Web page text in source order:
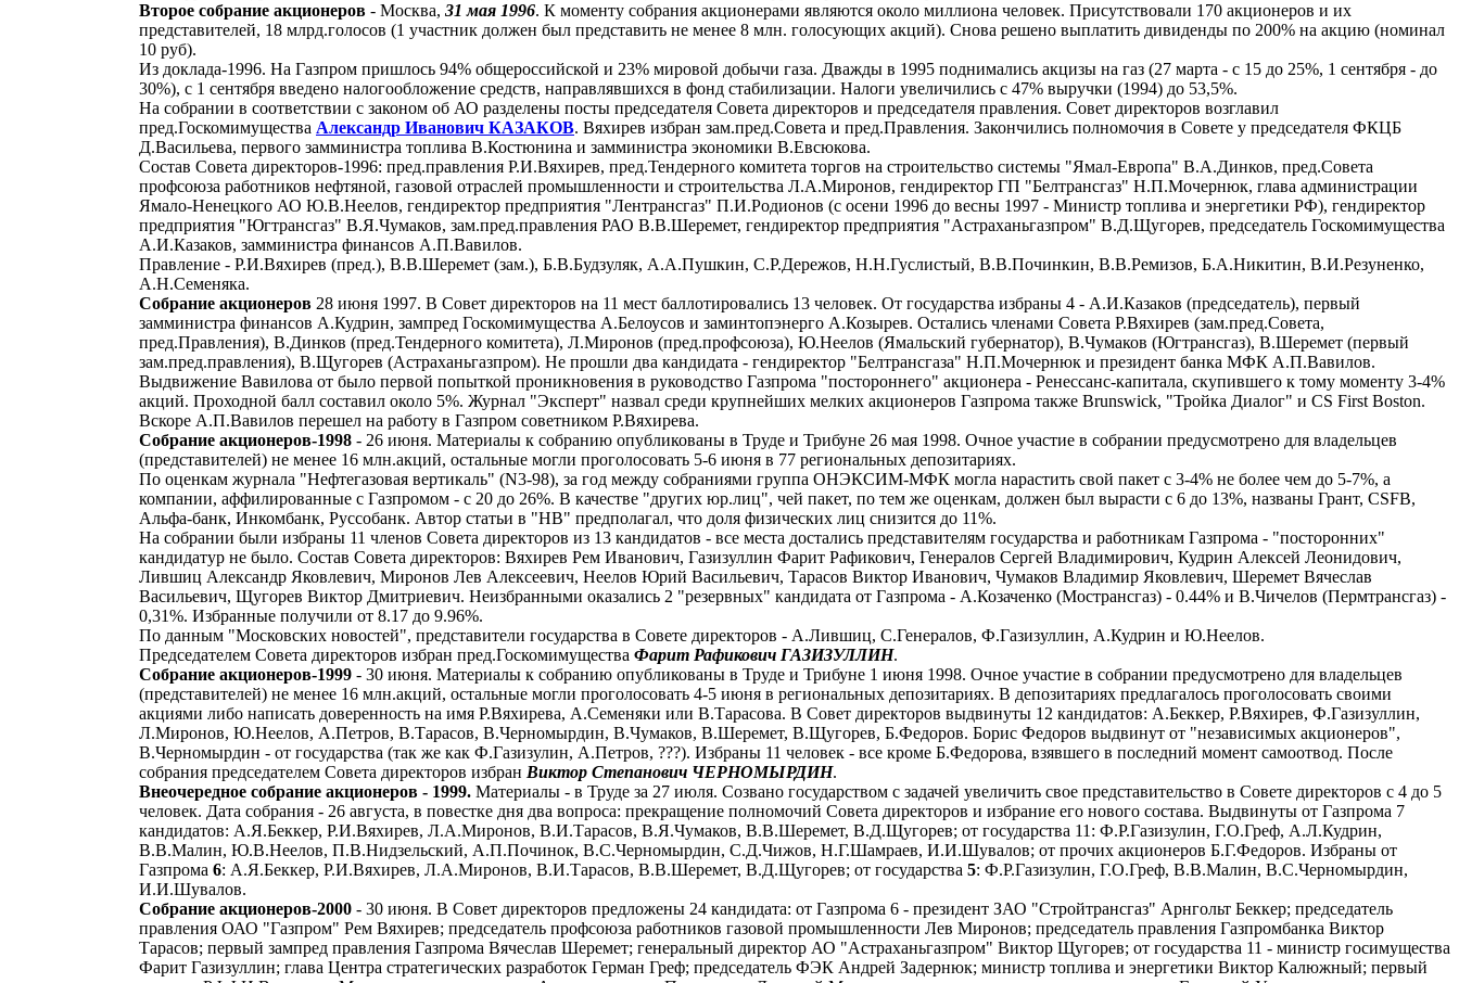
Второе собрание акционеров - Москва, 31 мая 1996. К моменту собрания акционерами являются около миллиона человек. Присутствовали 170 акционеров и их
представителей, 18 млрд.голосов (1 участник должен был представить не менее 8 млн. голосующих акций). Снова решено выплатить дивиденды по 200% на акцию (номинал
10 руб).
Из доклада-1996. На Газпром пришлось 94% общероссийской и 23% мировой добычи газа. Дважды в 1995 поднимались акцизы на газ (27 марта - с 15 до 25%, 1 сентября - до
30%), с 1 сентября введено налогообложение средств, направлявшихся в фонд стабилизации. Налоги увеличились с 47% выручки (1994) до 53,5%.
На собрании в соответствии с законом об АО разделены посты председателя Совета директоров и председателя правления. Совет директоров возглавил
пред.Госкомимущества Александр Иванович КАЗАКОВ. Вяхирев избран зам.пред.Совета и пред.Правления. Закончились полномочия в Совете у председателя ФКЦБ
Д.Васильева, первого замминистра топлива В.Костюнина и замминистра экономики В.Евсюкова.
Состав Совета директоров-1996: пред.правления Р.И.Вяхирев, пред.Тендерного комитета торгов на строительство системы "Ямал-Европа" В.А.Динков, пред.Совета
профсоюза работников нефтяной, газовой отраслей промышленности и строительства Л.А.Миронов, гендиректор ГП "Белтрансгаз" Н.П.Мочернюк, глава администрации
Ямало-Ненецкого АО Ю.В.Неелов, гендиректор предприятия "Лентрансгаз" П.И.Родионов (с осени 1996 до весны 1997 - Министр топлива и энергетики РФ), гендиректор
предприятия "Югтрансгаз" В.Я.Чумаков, зам.пред.правления РАО В.В.Шеремет, гендиректор предприятия "Астраханьгазпром" В.Д.Щугорев, председатель Госкомимущества
А.И.Казаков, замминистра финансов А.П.Вавилов.
Правление - Р.И.Вяхирев (пред.), В.В.Шеремет (зам.), Б.В.Будзуляк, А.А.Пушкин, С.Р.Дережов, Н.Н.Гуслистый, В.В.Починкин, В.В.Ремизов, Б.А.Никитин, В.И.Резуненко,
А.Н.Семеняка.
Собрание акционеров 28 июня 1997. В Совет директоров на 11 мест баллотировались 13 человек. От государства избраны 4 - А.И.Казаков (председатель), первый
замминистра финансов А.Кудрин, зампред Госкомимущества А.Белоусов и заминтопэнерго А.Козырев. Остались членами Совета Р.Вяхирев (зам.пред.Совета,
пред.Правления), В.Динков (пред.Тендерного комитета), Л.Миронов (пред.профсоюза), Ю.Неелов (Ямальский губернатор), В.Чумаков (Югтрансгаз), В.Шеремет (первый
зам.пред.правления), В.Щугорев (Астраханьгазпром). Не прошли два кандидата - гендиректор "Белтрансгаза" Н.П.Мочернюк и президент банка МФК А.П.Вавилов.
Выдвижение Вавилова от было первой попыткой проникновения в руководство Газпрома "постороннего" акционера - Ренессанс-капитала, скупившего к тому моменту 3-4%
акций. Проходной балл составил около 5%. Журнал "Эксперт" назвал среди крупнейших мелких акционеров Газпрома также Brunswick, "Тройка Диалог" и CS First Boston.
Вскоре А.П.Вавилов перешел на работу в Газпром советником Р.Вяхирева.
Собрание акционеров-1998 - 26 июня. Материалы к собранию опубликованы в Труде и Трибуне 26 мая 1998. Очное участие в собрании предусмотрено для владельцев
(представителей) не менее 16 млн.акций, остальные могли проголосовать 5-6 июня в 77 региональных депозитариях.
По оценкам журнала "Нефтегазовая вертикаль" (N3-98), за год между собраниями группа ОНЭКСИМ-МФК могла нарастить свой пакет с 3-4% не более чем до 5-7%, а
компании, аффилированные с Газпромом - с 20 до 26%. В качестве "других юр.лиц", чей пакет, по тем же оценкам, должен был вырасти с 6 до 13%, названы Грант, CSFB,
Альфа-банк, Инкомбанк, Руссобанк. Автор статьи в "НВ" предполагал, что доля физических лиц снизится до 11%.
На собрании были избраны 11 членов Совета директоров из 13 кандидатов - все места достались представителям государства и работникам Газпрома - "посторонних"
кандидатур не было. Состав Совета директоров: Вяхирев Рем Иванович, Газизуллин Фарит Рафикович, Генералов Сергей Владимирович, Кудрин Алексей Леонидович,
Лившиц Александр Яковлевич, Миронов Лев Алексеевич, Неелов Юрий Васильевич, Тарасов Виктор Иванович, Чумаков Владимир Яковлевич, Шеремет Вячеслав
Васильевич, Щугорев Виктор Дмитриевич. Неизбранными оказались 2 "резервных" кандидата от Газпрома - А.Козаченко (Мострансгаз) - 0.44% и В.Чичелов (Пермтрансгаз) -
0,31%. Избранные получили от 8.17 до 9.96%.
По данным "Московских новостей", представители государства в Совете директоров - А.Лившиц, С.Генералов, Ф.Газизуллин, А.Кудрин и Ю.Неелов.
Председателем Совета директоров избран пред.Госкомимущества Фарит Рафикович ГАЗИЗУЛЛИН.
Собрание акционеров-1999 - 30 июня. Материалы к собранию опубликованы в Труде и Трибуне 1 июня 1998. Очное участие в собрании предусмотрено для владельцев
(представителей) не менее 16 млн.акций, остальные могли проголосовать 4-5 июня в региональных депозитариях. В депозитариях предлагалось проголосовать своими
акциями либо написать доверенность на имя Р.Вяхирева, А.Семеняки или В.Тарасова. В Совет директоров выдвинуты 12 кандидатов: А.Беккер, Р.Вяхирев, Ф.Газизуллин,
Л.Миронов, Ю.Неелов, А.Петров, В.Тарасов, В.Черномырдин, В.Чумаков, В.Шеремет, В.Щугорев, Б.Федоров. Борис Федоров выдвинут от "независимых акционеров",
В.Черномырдин - от государства (так же как Ф.Газизулин, А.Петров, ???). Избраны 11 человек - все кроме Б.Федорова, взявшего в последний момент самоотвод. После
собрания председателем Совета директоров избран Виктор Степанович ЧЕРНОМЫРДИН.
Внеочередное собрание акционеров - 1999. Материалы - в Труде за 27 июля. Созвано государством с задачей увеличить свое представительство в Совете директоров с 4 до 5
человек. Дата собрания - 26 августа, в повестке дня два вопроса: прекращение полномочий Совета директоров и избрание его нового состава. Выдвинуты от Газпрома 7
кандидатов: А.Я.Беккер, Р.И.Вяхирев, Л.А.Миронов, В.И.Тарасов, В.Я.Чумаков, В.В.Шеремет, В.Д.Щугорев; от государства 11: Ф.Р.Газизулин, Г.О.Греф, А.Л.Кудрин,
В.В.Малин, Ю.В.Неелов, П.В.Нидзельский, А.П.Починок, В.С.Черномырдин, С.Д.Чижов, Н.Г.Шамраев, И.И.Шувалов; от прочих акционеров Б.Г.Федоров. Избраны от
Газпрома 6: А.Я.Беккер, Р.И.Вяхирев, Л.А.Миронов, В.И.Тарасов, В.В.Шеремет, В.Д.Щугорев; от государства 5: Ф.Р.Газизулин, Г.О.Греф, В.В.Малин, В.С.Черномырдин,
И.И.Шувалов.
Собрание акционеров-2000 - 30 июня. В Совет директоров предложены 24 кандидата: от Газпрома 6 - президент ЗАО "Стройтрансгаз" Арнгольт Беккер; председатель
правления ОАО "Газпром" Рем Вяхирев; председатель профсоюза работников газовой промышленности Лев Миронов; председатель правления Газпромбанка Виктор
Тарасов; первый зампред правления Газпрома Вячеслав Шеремет; генеральный директор АО "Астраханьгазпром" Виктор Щугорев; от государства 11 - министр госимущества
Фарит Газизуллин; глава Центра стратегических разработок Герман Греф; председатель ФЭК Андрей Задернюк; министр топлива и энергетики Виктор Калюжный; первый